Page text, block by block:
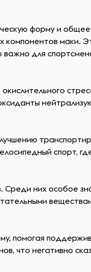
форму и
компонентов маки.
для
спорт,
них особое
помогая
что негативно